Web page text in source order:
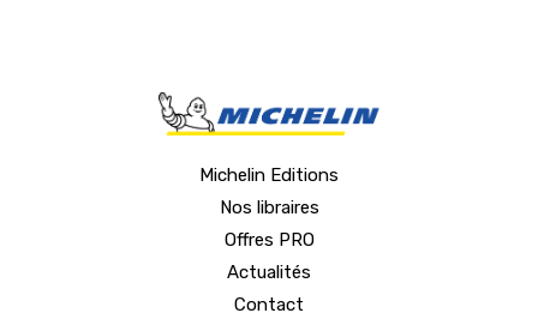
Michelin Editions
Nos libraires
Offres PRO
Actualités
Contact